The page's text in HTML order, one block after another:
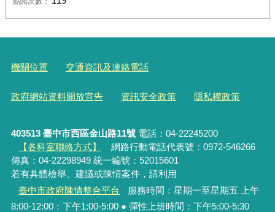
機關位置 交通資訊及連絡電話
政府網站資料開放宣告 資訊安全政策 隱私權政策
403513 臺中市西區金山路11號電話：04-22245200
【各科室聯絡方式】
網路行動電話代表號：0972-546266
傳真：04-22298949 統一編號：52015601
若有具體檢舉、建議或陳情案件，請利用
臺中市政府陳情整合平台
服務時間：星期一至星期五 上午
8:00-12:00：下午1:00-5:00 ● 彈性上班時間：下午5:00-5:30